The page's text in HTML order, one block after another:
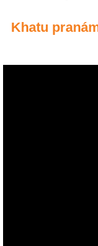
Khatu